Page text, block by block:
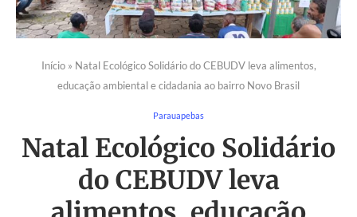
Início» Natal Ecológico Solidário do CEBUDV leva alimentos,
educação ambiental e cidadania ao bairro Novo Brasil
Parauapebas
Natal Ecológico Solidário
do CEBUDV leva